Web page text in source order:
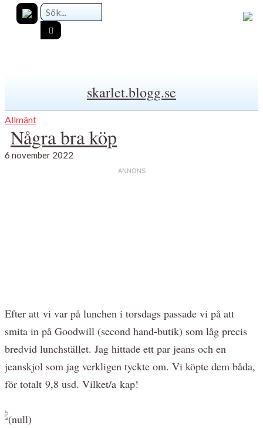
skarlet.blogg.se
Allmänt
Några bra köp
6 november 2022
Efter att vi var på lunchen i torsdags passade vi på att
smita in på Goodwill (second hand-butik) som låg precis
bredvid lunchstället. Jag hittade ett par jeans och en
jeanskjol som jag verkligen tyckte om. Vi köpte dem båda,
för totalt 9,8 usd. Vilket/a kap!